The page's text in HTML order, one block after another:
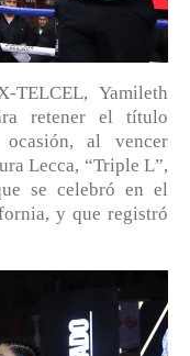
TELCEL, Yamileth
retener el título
al vencer
Lecca, “Triple L”,
se celebró en el
y que registró